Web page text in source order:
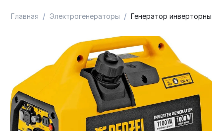
Главная / Электрогенераторы / Генератор инверторный